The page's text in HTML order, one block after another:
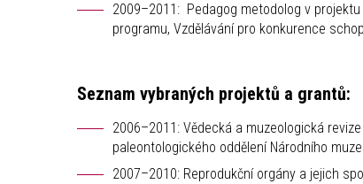
2009–2011: Pedagog metodolog v
programu, Vzdělávání pro konkurence
Seznam vybraných projektů a grantů:
2006–2011: Vědecká a muzeologická
paleontologického oddělení Národního
2007–2010: Reprodukční orgány a jejich